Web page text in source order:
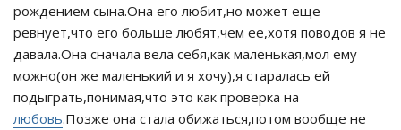
рождением сына.Она его любит,но может еще
ревнует,что его больше любят,чем ее,хотя поводов я не
давала.Она сначала вела себя,как маленькая,мол ему
можно(он же маленький и я хочу),я старалась ей
подыграть,понимая,что это как проверка на
любовь.Позже она стала обижаться,потом вообще не